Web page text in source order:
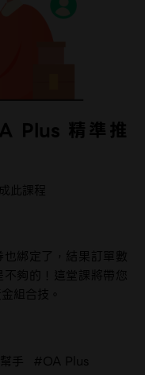
Plus 精準推
此課程
綁定了，結果訂單數
夠的！這堂課將帶您
組合技。
手 OA Plus